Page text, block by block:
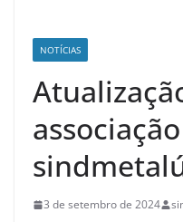
NOTÍCIAS
associação
3 de setembro de 2024